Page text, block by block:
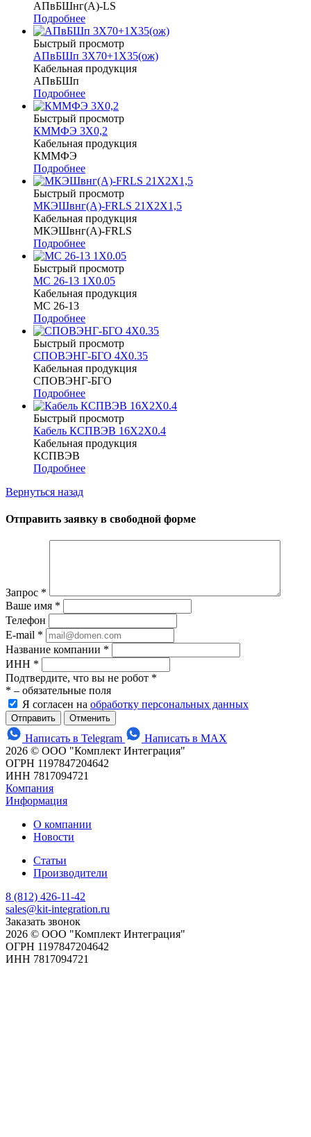
АПвБШнг(А)-LS
Подробнее
Быстрый просмотр
АПвБШп 3Х70+1Х35(ож)
Кабельная продукция
АПвБШп
Подробнее
Быстрый просмотр
КММФЭ 3Х0,2
Кабельная продукция
КММФЭ
Подробнее
Быстрый просмотр
МКЭШвнг(А)-FRLS 21Х2Х1,5
Кабельная продукция
МКЭШвнг(А)-FRLS
Подробнее
Быстрый просмотр
МС 26-13 1Х0.05
Кабельная продукция
МС 26-13
Подробнее
Быстрый просмотр
СПОВЭНГ-БГО 4Х0.35
Кабельная продукция
СПОВЭНГ-БГО
Подробнее
Быстрый просмотр
Кабель КСПВЭВ 16Х2Х0.4
Кабельная продукция
КСПВЭВ
Подробнее
Вернуться назад
Отправить заявку в свободной форме
Запрос *
Ваше имя *
Телефон
E-mail *
Название компании *
ИНН *
Подтвердите, что вы не робот *
* – обязательные поля
Я согласен на обработку персональных данных
Отменить
Написать в Telegram
Написать в MAX
2026 © ООО "Комплект Интеграция"
ОГРН 1197847204642
ИНН 7817094721
Компания
Информация
О компании
Новости
Статьи
Производители
8 (812) 426-11-42
sales@kit-integration.ru
Заказать звонок
2026 © ООО "Комплект Интеграция"
ОГРН 1197847204642
ИНН 7817094721